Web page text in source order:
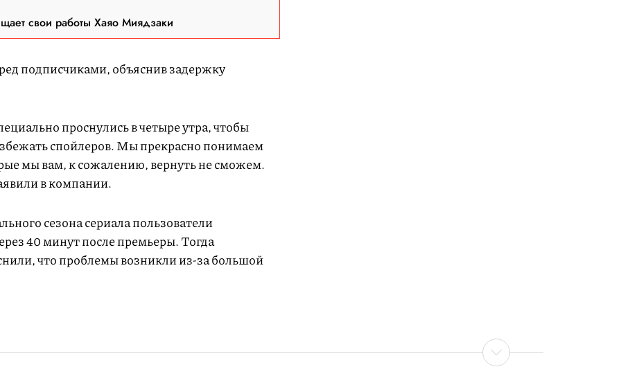
свои работы Хаяо Миядзаки
подписчиками, объяснив задержку
проснулись в четыре утра, чтобы
спойлеров. Мы прекрасно понимаем
мы вам, к сожалению, вернуть не сможем.
в компании.
сезона сериала пользователи
40 минут после премьеры. Тогда
что проблемы возникли из-за большой